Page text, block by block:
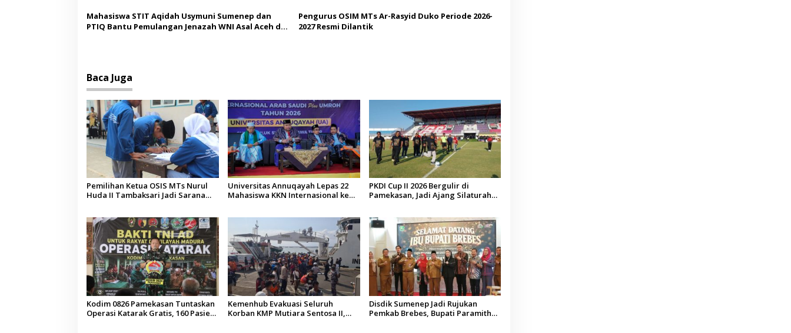
Mahasiswa STIT Aqidah Usymuni Sumenep dan
PTIQ Bantu Pemulangan Jenazah WNI Asal Aceh di
Pengurus OSIM MTs Ar-Rasyid Duko Periode 2026-
2027 Resmi Dilantik
Baca Juga
Pemilihan Ketua OSIS MTs Nurul
Huda II Tambaksari Jadi Sarana
Universitas Annuqayah Lepas 22
Mahasiswa KKN Internasional ke
PKDI Cup II 2026 Bergulir di
Pamekasan, Jadi Ajang Silaturahmi
Kodim 0826 Pamekasan Tuntaskan
Operasi Katarak Gratis, 160 Pasien
Kemenhub Evakuasi Seluruh
Korban KMP Mutiara Sentosa II,
Disdik Sumenep Jadi Rujukan
Pemkab Brebes, Bupati Paramitha